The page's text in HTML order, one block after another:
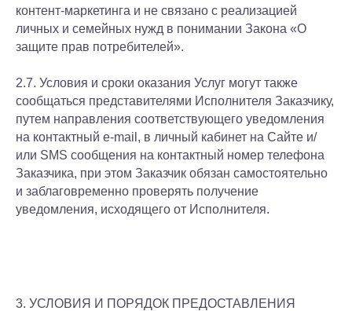
контент-маркетинга и не связано с реализацией
личных и семейных нужд в понимании Закона «О
защите прав потребителей».
2.7. Условия и сроки оказания Услуг могут также
сообщаться представителями Исполнителя Заказчику,
путем направления соответствующего уведомления
на контактный e-mail, в личный кабинет на Сайте и/
или SMS сообщения на контактный номер телефона
Заказчика, при этом Заказчик обязан самостоятельно
и заблаговременно проверять получение
уведомления, исходящего от Исполнителя.
3. УСЛОВИЯ И ПОРЯДОК ПРЕДОСТАВЛЕНИЯ